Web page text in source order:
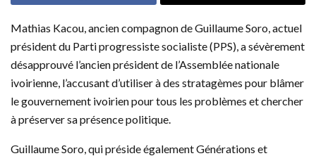
Mathias Kacou, ancien compagnon de Guillaume Soro, actuel
président du Parti progressiste socialiste (PPS), a sévèrement
désapprouvé l’ancien président de l’Assemblée nationale
ivoirienne, l’accusant d’utiliser à des stratagèmes pour blâmer
le gouvernement ivoirien pour tous les problèmes et chercher
à préserver sa présence politique.
Guillaume Soro, qui préside également Générations et